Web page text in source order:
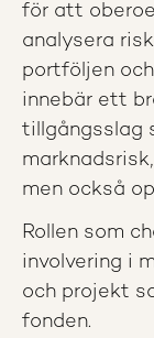
för att
analysera
portföljen
innebär ett
tillgångsslag
men också
Rollen som
involvering i
och projekt
fonden.